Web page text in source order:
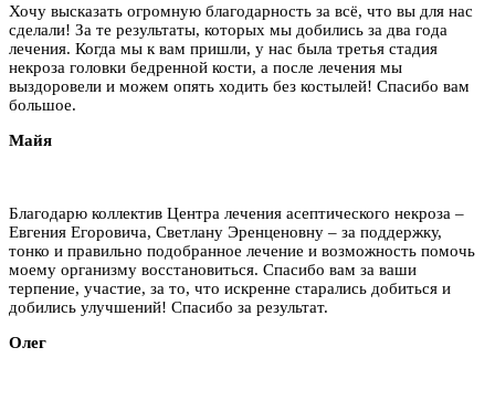
Хочу высказать огромную благодарность за всё, что вы для нас
сделали! За те результаты, которых мы добились за два года
лечения. Когда мы к вам пришли, у нас была третья стадия
некроза головки бедренной кости, а после лечения мы
выздоровели и можем опять ходить без костылей! Спасибо вам
большое.
Майя
Благодарю коллектив Центра лечения асептического некроза –
Евгения Егоровича, Светлану Эренценовну – за поддержку,
тонко и правильно подобранное лечение и возможность помочь
моему организму восстановиться. Спасибо вам за ваши
терпение, участие, за то, что искренне старались добиться и
добились улучшений! Спасибо за результат.
Олег